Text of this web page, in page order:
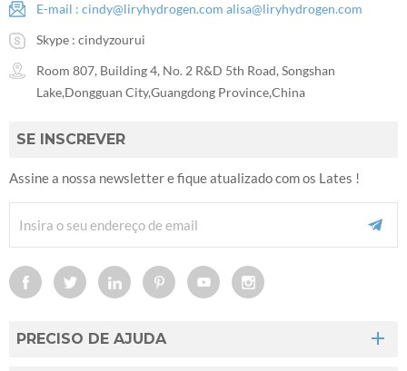
E-mail : cindy@liryhydrogen.com alisa@liryhydrogen.com
Skype : cindyzourui
Room 807, Building 4, No. 2 R&D 5th Road, Songshan
Lake,Dongguan City,Guangdong Province,China
SE INSCREVER
Assine a nossa newsletter e fique atualizado com os Lates !
PRECISO DE AJUDA